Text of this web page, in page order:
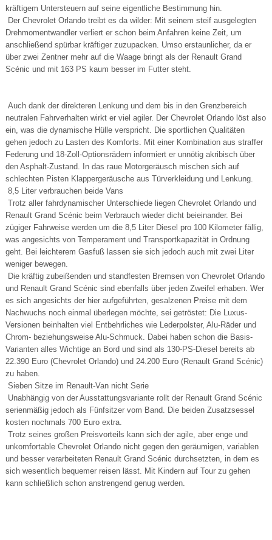
kräftigem Untersteuern auf seine eigentliche Bestimmung hin.
Der Chevrolet Orlando treibt es da wilder: Mit seinem steif ausgelegten
Drehmomentwandler verliert er schon beim Anfahren keine Zeit, um
anschließend spürbar kräftiger zuzupacken. Umso erstaunlicher, da er
über zwei Zentner mehr auf die Waage bringt als der Renault Grand
Scénic und mit 163 PS kaum besser im Futter steht.
Auch dank der direkteren Lenkung und dem bis in den Grenzbereich
neutralen Fahrverhalten wirkt er viel agiler. Der Chevrolet Orlando löst also
ein, was die dynamische Hülle verspricht. Die sportlichen Qualitäten
gehen jedoch zu Lasten des Komforts. Mit einer Kombination aus straffer
Federung und 18-Zoll-Optionsrädern informiert er unnötig akribisch über
den Asphalt-Zustand. In das raue Motorgeräusch mischen sich auf
schlechten Pisten Klappergeräusche aus Türverkleidung und Lenkung.
8,5 Liter verbrauchen beide Vans
Trotz aller fahrdynamischer Unterschiede liegen Chevrolet Orlando und
Renault Grand Scénic beim Verbrauch wieder dicht beieinander. Bei
zügiger Fahrweise werden um die 8,5 Liter Diesel pro 100 Kilometer fällig,
was angesichts von Temperament und Transportkapazität in Ordnung
geht. Bei leichterem Gasfuß lassen sie sich jedoch auch mit zwei Liter
weniger bewegen.
Die kräftig zubeißenden und standfesten Bremsen von Chevrolet Orlando
und Renault Grand Scénic sind ebenfalls über jeden Zweifel erhaben. Wer
es sich angesichts der hier aufgeführten, gesalzenen Preise mit dem
Nachwuchs noch einmal überlegen möchte, sei getröstet: Die Luxus-
Versionen beinhalten viel Entbehrliches wie Lederpolster, Alu-Räder und
Chrom- beziehungsweise Alu-Schmuck. Dabei haben schon die Basis-
Varianten alles Wichtige an Bord und sind als 130-PS-Diesel bereits ab
22.390 Euro (Chevrolet Orlando) und 24.200 Euro (Renault Grand Scénic)
zu haben.
Sieben Sitze im Renault-Van nicht Serie
Unabhängig von der Ausstattungsvariante rollt der Renault Grand Scénic
serienmäßig jedoch als Fünfsitzer vom Band. Die beiden Zusatzsessel
kosten nochmals 700 Euro extra.
Trotz seines großen Preisvorteils kann sich der agile, aber enge und
unkomfortable Chevrolet Orlando nicht gegen den geräumigen, variablen
und besser verarbeiteten Renault Grand Scénic durchsetzten, in dem es
sich wesentlich bequemer reisen lässt. Mit Kindern auf Tour zu gehen
kann schließlich schon anstrengend genug werden.